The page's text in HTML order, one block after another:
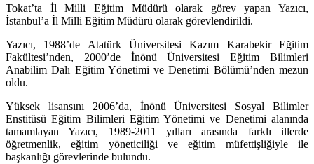
Tokat’ta İl Milli Eğitim Müdürü olarak görev yapan Yazıcı,
İstanbul’a İl Milli Eğitim Müdürü olarak görevlendirildi.
Yazıcı, 1988’de Atatürk Üniversitesi Kazım Karabekir Eğitim
Fakültesi’nden, 2000’de İnönü Üniversitesi Eğitim Bilimleri
Anabilim Dalı Eğitim Yönetimi ve Denetimi Bölümü’nden mezun
oldu.
Yüksek lisansını 2006’da, İnönü Üniversitesi Sosyal Bilimler
Enstitüsü Eğitim Bilimleri Eğitim Yönetimi ve Denetimi alanında
tamamlayan Yazıcı, 1989-2011 yılları arasında farklı illerde
öğretmenlik, eğitim yöneticiliği ve eğitim müfettişliğiyle ile
başkanlığı görevlerinde bulundu.